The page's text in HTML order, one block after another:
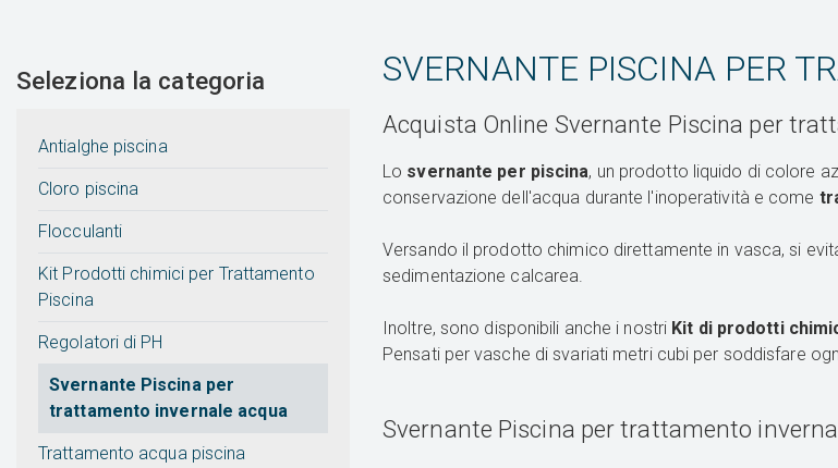
SVERNANTE PISCINA PER
Acquista Online Svernante Piscina per
Lo svernante per piscina, un prodotto liquido di colore
conservazione dell'acqua durante l'inoperatività e come
Versando il prodotto chimico direttamente in vasca, si
sedimentazione calcarea.
Inoltre, sono disponibili anche i nostri Kit di prodotti
Pensati per vasche di svariati metri cubi per soddisfare
Svernante Piscina per trattamento
Seleziona la categoria
Antialghe piscina
Cloro piscina
Flocculanti
Kit Prodotti chimici per Trattamento
Piscina
Regolatori di PH
Svernante Piscina per
trattamento invernale acqua
Trattamento acqua piscina